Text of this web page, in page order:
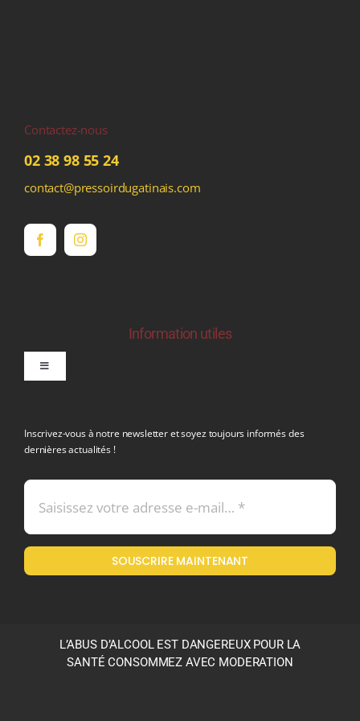
Contactez-nous
02 38 98 55 24
contact@pressoirdugatinais.com
Information utiles
Toggle
Mentions légales
Politique en matière de remboursements et de retours
Inscrivez-vous à notre newsletter et soyez toujours informés des
dernières actualités !
SOUSCRIRE MAINTENANT
L’ABUS D’ALCOOL EST DANGEREUX POUR LA
SANTÉ CONSOMMEZ AVEC MODERATION